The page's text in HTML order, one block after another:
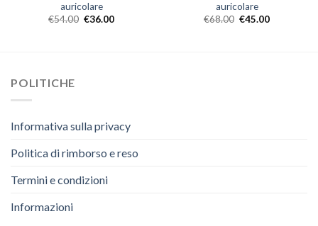
auricolare
€54.00 €36.00
auricolare
€68.00 €45.00
POLITICHE
Informativa sulla privacy
Politica di rimborso e reso
Termini e condizioni
Informazioni